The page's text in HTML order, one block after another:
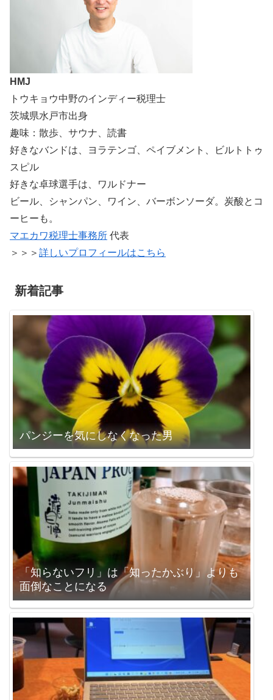
HMJ
トウキョウ中野のインディー税理士
茨城県水戸市出身
趣味：散歩、サウナ、読書
好きなバンドは、ヨラテンゴ、ペイブメント、ビルトトゥ
スピル
好きな卓球選手は、ワルドナー
ビール、シャンパン、ワイン、バーボンソーダ。炭酸とコ
ーヒーも。
マエカワ税理士事務所 代表
＞＞＞ 詳しいプロフィールはこちら
新着記事
パンジーを気にしなくなった男
「知らないフリ」は「知ったかぶり」よりも
面倒なことになる